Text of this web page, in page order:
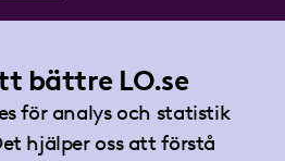
bättre LO.se
för analys och statistik
hjälper oss att förstå